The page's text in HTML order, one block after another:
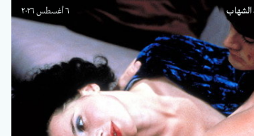
الشهاب ٦ أغسطس ٢٠٢٦